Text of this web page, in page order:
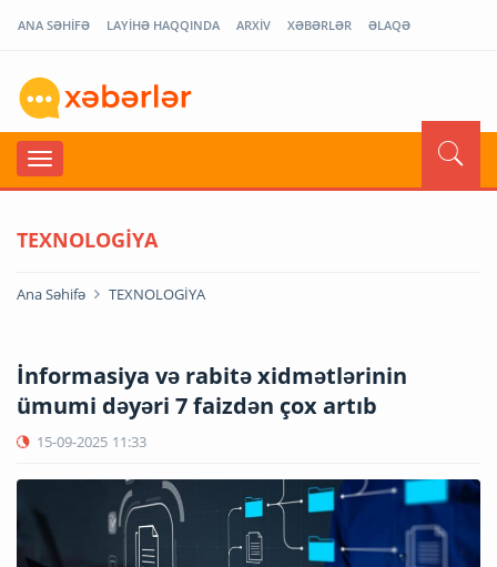
ANA SƏHİFƏ LAYİHƏ HAQQINDA ARXİV XƏBƏRLƏR ƏLAQƏ
TEXNOLOGİYA
Ana Səhifə TEXNOLOGİYA
İnformasiya və rabitə xidmətlərinin
ümumi dəyəri 7 faizdən çox artıb
15-09-2025 11:33